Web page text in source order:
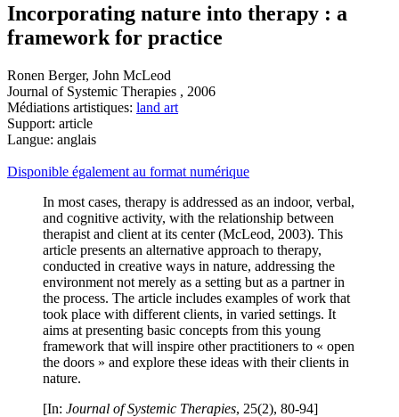
Incorporating nature into therapy : a
framework for practice
Ronen Berger, John McLeod
Journal of Systemic Therapies , 2006
Médiations artistiques: land art
Support: article
Langue: anglais
Disponible également au format numérique
In most cases, therapy is addressed as an indoor, verbal,
and cognitive activity, with the relationship between
therapist and client at its center (McLeod, 2003). This
article presents an alternative approach to therapy,
conducted in creative ways in nature, addressing the
environment not merely as a setting but as a partner in
the process. The article includes examples of work that
took place with different clients, in varied settings. It
aims at presenting basic concepts from this young
framework that will inspire other practitioners to « open
the doors » and explore these ideas with their clients in
nature.
[In: Journal of Systemic Therapies, 25(2), 80-94]